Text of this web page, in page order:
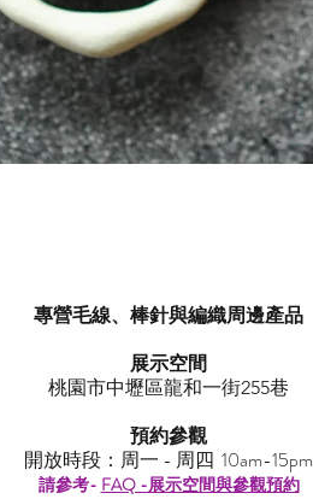
專營毛線、棒針與編織周邊產品
展示空間
​桃園市中壢區龍和一街255巷
預約參觀
開放時段：周一 - 周四 10am-15pm
請參考- FAQ -展示空間與參觀預約